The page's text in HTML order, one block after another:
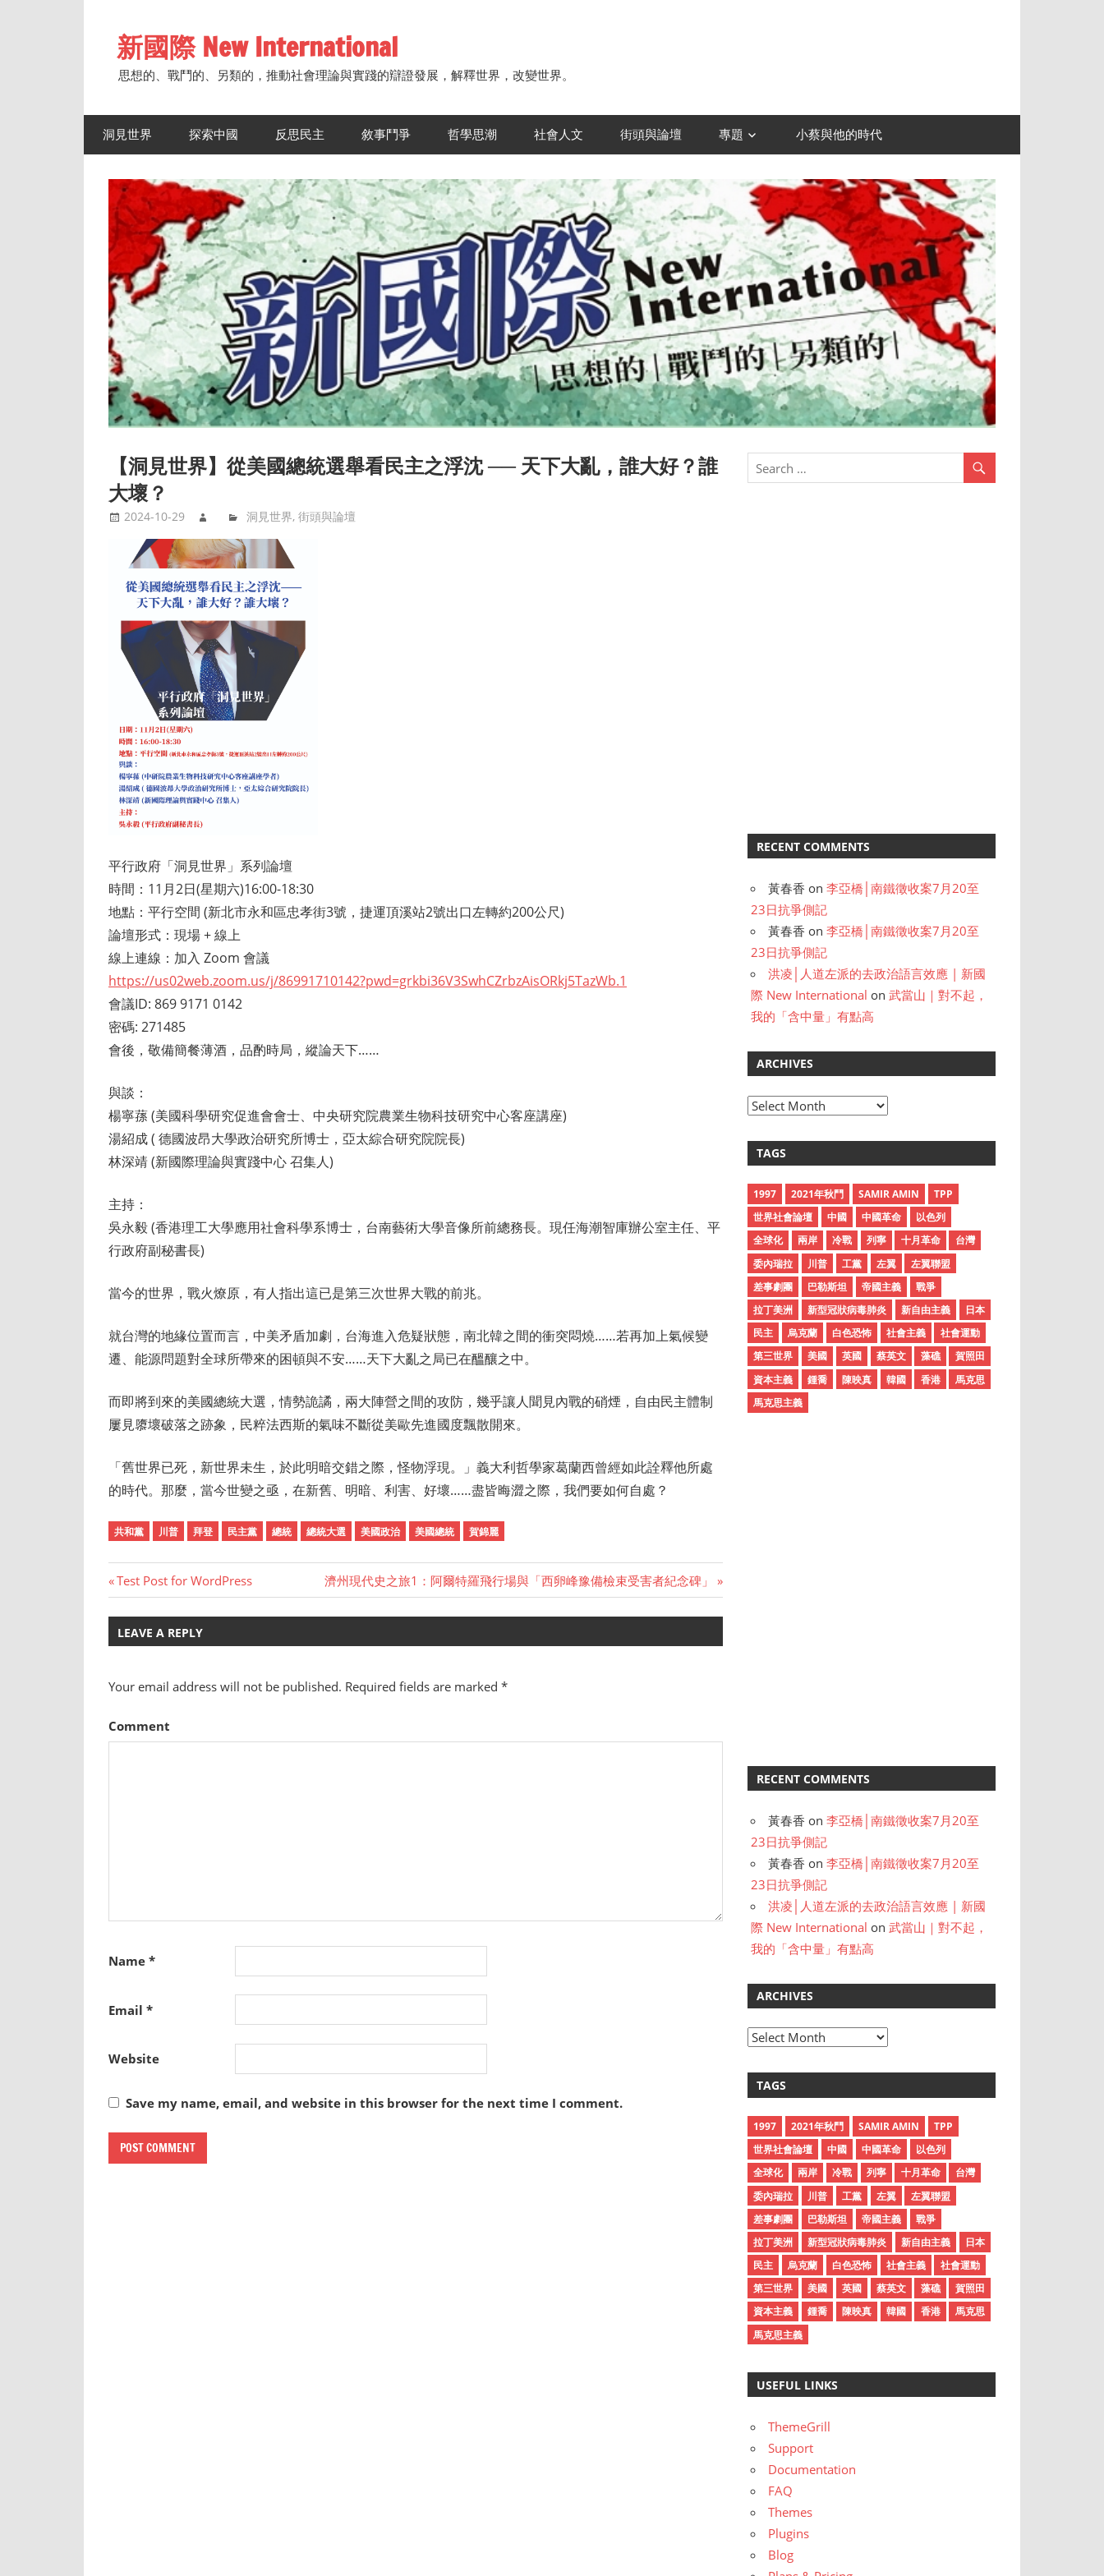
content新國際 New International
思想的、戰鬥的、另類的，推動社會理論與實踐的辯證發展，解釋世界，改變世界。
洞見世界 探索中國 反思民主 敘事鬥爭 哲學思潮 社會人文 街頭與論壇 專題 小蔡與他的時代
【洞見世界】從美國總統選舉看民主之浮沈 ── 天下大亂，誰大好？誰
大壞？
2024-10-29 洞見世界, 街頭與論壇
平行政府「洞見世界」系列論壇
時間：11月2日(星期六)16:00-18:30
地點：平行空間 (新北市永和區忠孝街3號，捷運頂溪站2號出口左轉約200公尺)
論壇形式：現場 + 線上
線上連線：加入 Zoom 會議
https://us02web.zoom.us/j/86991710142?pwd=grkbi36V3SwhCZrbzAisORkj5TazWb.1
會議ID: 869 9171 0142
密碼: 271485
會後，敬備簡餐薄酒，品酌時局，縱論天下……
與談：
楊寧蓀 (美國科學研究促進會會士、中央研究院農業生物科技研究中心客座講座)
湯紹成 ( 德國波昂大學政治研究所博士，亞太綜合研究院院長)
林深靖 (新國際理論與實踐中心 召集人)
主持：
吳永毅 (香港理工大學應用社會科學系博士，台南藝術大學音像所前總務長。現任海潮智庫辦公室主任、平
行政府副秘書長)
當今的世界，戰火燎原，有人指出這已是第三次世界大戰的前兆。
就台灣的地緣位置而言，中美矛盾加劇，台海進入危疑狀態，南北韓之間的衝突悶燒……若再加上氣候變
遷、能源問題對全球所帶來的困頓與不安……天下大亂之局已在醞釀之中。
而即將到來的美國總統大選，情勢詭譎，兩大陣營之間的攻防，幾乎讓人聞見內戰的硝煙，自由民主體制
屢見隳壞破落之跡象，民粹法西斯的氣味不斷從美歐先進國度飄散開來。
「舊世界已死，新世界未生，於此明暗交錯之際，怪物浮現。」義大利哲學家葛蘭西曾經如此詮釋他所處
的時代。那麼，當今世變之亟，在新舊、明暗、利害、好壞……盡皆晦澀之際，我們要如何自處？
共和黨 川普 拜登 民主黨 總統 總統大選 美國政治 美國總統 賀錦麗
Post
navigation
Previous
Post:
Test Post for WordPress
Next
Post:
濟州現代史之旅1：阿爾特羅飛行場與「西卵峰豫備檢束受害者紀念碑」
LEAVE A REPLY
Your email address will not be published. Required fields are marked *
Comment
Name *
Email *
Website
Save my name, email, and website in this browser for the next time I comment.
RECENT COMMENTS
黃春香 on李亞橋│南鐵徵收案7月20至
23日抗爭側記
黃春香 on李亞橋│南鐵徵收案7月20至
23日抗爭側記
洪凌│人道左派的去政治語言效應 | 新國
際 New International on武當山｜對不起，
我的「含中量」有點高
ARCHIVES
A
h
v
e
s
TAGS
1997 2021年秋鬥 SAMIR AMIN
TPP
世界社會論壇
中國 中國革命
以色列
全球化
兩岸 冷戰 列寧 十月革命
台灣
委內瑞拉
川普 工黨 左翼
左翼聯盟
差事劇團
巴勒斯坦 帝國主義
戰爭
拉丁美洲
新型冠狀病毒肺炎 新自由主義
日本
民主
烏克蘭 白色恐怖 社會主義
社會運動
第三世界
美國 英國 蔡英文 藻礁
賀照田
資本主義
鍾喬 陳映真 韓國 香港
馬克思
馬克思主義
RECENT COMMENTS
黃春香 on李亞橋│南鐵徵收案7月20至
23日抗爭側記
黃春香 on李亞橋│南鐵徵收案7月20至
23日抗爭側記
洪凌│人道左派的去政治語言效應 | 新國
際 New International on武當山｜對不起，
我的「含中量」有點高
ARCHIVES
A
h
v
e
s
TAGS
1997 2021年秋鬥 SAMIR AMIN
TPP
世界社會論壇
中國 中國革命
以色列
全球化
兩岸 冷戰 列寧 十月革命
台灣
委內瑞拉
川普 工黨 左翼
左翼聯盟
差事劇團
巴勒斯坦 帝國主義
戰爭
拉丁美洲
新型冠狀病毒肺炎 新自由主義
日本
民主
烏克蘭 白色恐怖 社會主義
社會運動
第三世界
美國 英國 蔡英文 藻礁
賀照田
資本主義
鍾喬 陳映真 韓國 香港
馬克思
馬克思主義
USEFUL LINKS
ThemeGrill
Support
Documentation
FAQ
Themes
Plugins
Blog